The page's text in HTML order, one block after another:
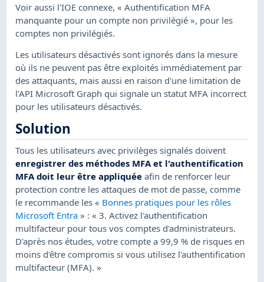
Voir aussi l'IOE connexe, « Authentification MFA
manquante pour un compte non privilégié », pour les
comptes non privilégiés.
Les utilisateurs désactivés sont ignorés dans la mesure
où ils ne peuvent pas être exploités immédiatement par
des attaquants, mais aussi en raison d'une limitation de
l'API Microsoft Graph qui signale un statut MFA incorrect
pour les utilisateurs désactivés.
Solution
Tous les utilisateurs avec privilèges signalés doivent
enregistrer des méthodes MFA et l'authentification
MFA doit leur être appliquée afin de renforcer leur
protection contre les attaques de mot de passe, comme
le recommande les « Bonnes pratiques pour les rôles
Microsoft Entra » : « 3. Activez l'authentification
multifacteur pour tous vos comptes d'administrateurs.
D'après nos études, votre compte a 99,9 % de risques en
moins d'être compromis si vous utilisez l'authentification
multifacteur (MFA). »